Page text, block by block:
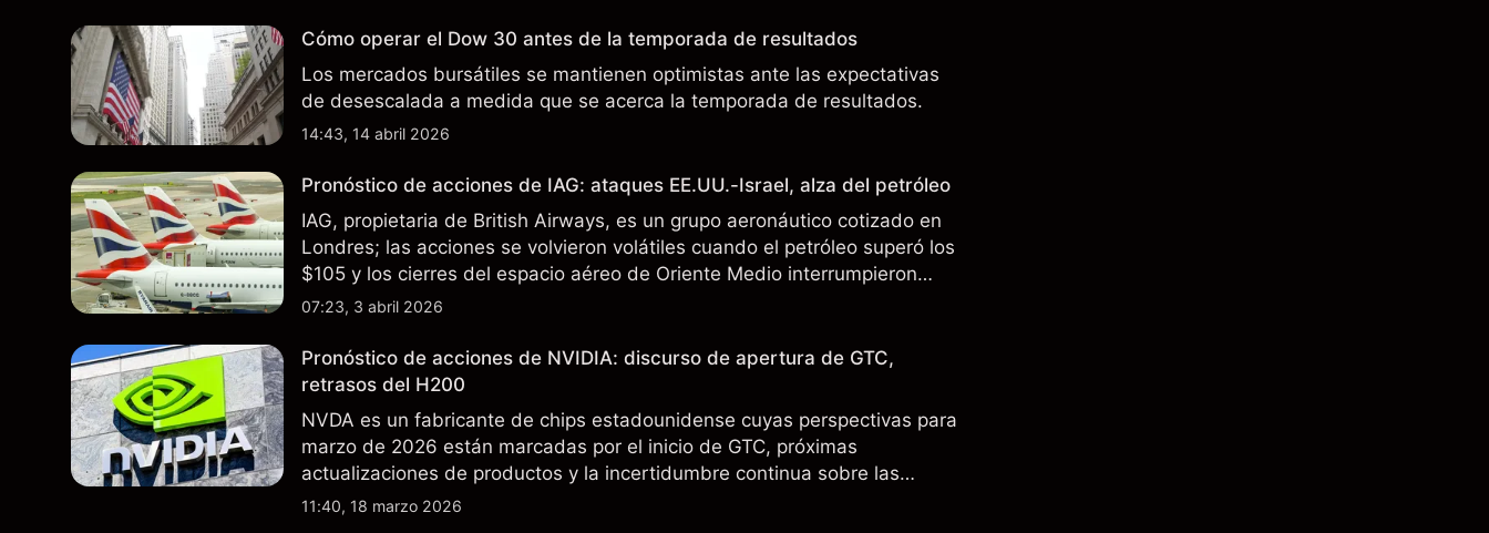
Cómo operar el Dow 30 antes de la temporada de resultados
Los mercados bursátiles se mantienen optimistas ante las expectativas
de desescalada a medida que se acerca la temporada de resultados.
14:43, 14 abril 2026
Pronóstico de acciones de IAG: ataques EE.UU.-Israel, alza del petróleo
IAG, propietaria de British Airways, es un grupo aeronáutico cotizado en
Londres; las acciones se volvieron volátiles cuando el petróleo superó los
$105 y los cierres del espacio aéreo de Oriente Medio interrumpieron
rutas. El rendimiento pasado no es un indicador fiable de resultados
07:23, 3 abril 2026
Pronóstico de acciones de NVIDIA: discurso de apertura de GTC,
retrasos del H200
NVDA es un fabricante de chips estadounidense cuyas perspectivas para
marzo de 2026 están marcadas por el inicio de GTC, próximas
actualizaciones de productos y la incertidumbre continua sobre las
exportaciones del H200 a China. El rendimiento pasado no es un
11:40, 18 marzo 2026